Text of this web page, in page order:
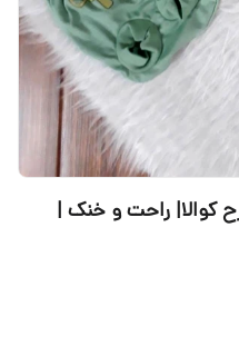
کوالا| راحت و خنک |